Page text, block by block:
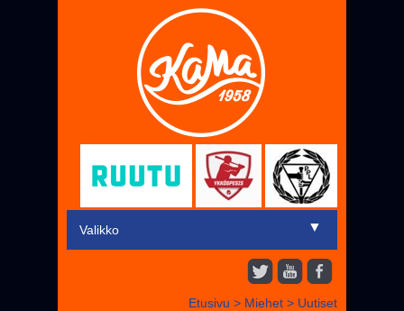
Valikko ▼
▼
Etusivu > Miehet > Uutiset